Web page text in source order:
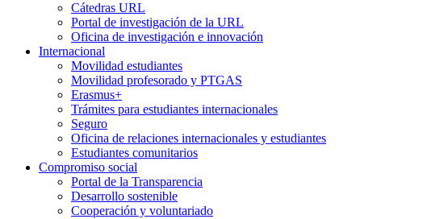
Cátedras URL
Portal de investigación de la URL
Oficina de investigación e innovación
Internacional
Movilidad estudiantes
Movilidad profesorado y PTGAS
Erasmus+
Trámites para estudiantes internacionales
Seguro
Oficina de relaciones internacionales y estudiantes
Estudiantes comunitarios
Compromiso social
Portal de la Transparencia
Desarrollo sostenible
Cooperación y voluntariado